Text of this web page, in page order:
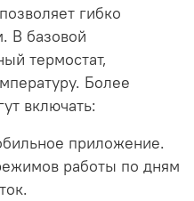
гибко
В базовой
термостат,
Более
включать:
приложение.
работы по дням